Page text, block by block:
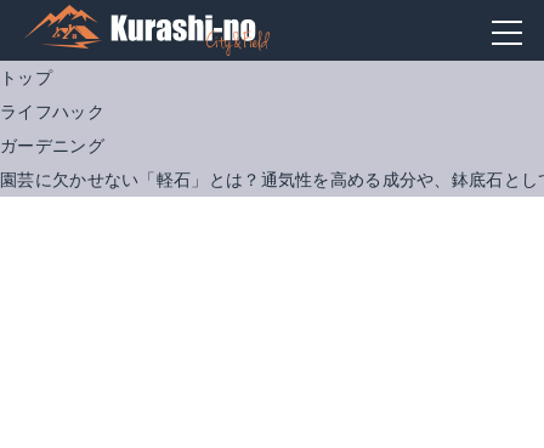
トップ
ライフハック
ガーデニング
園芸に欠かせない「軽石」とは？通気性を高める成分や、鉢底石と